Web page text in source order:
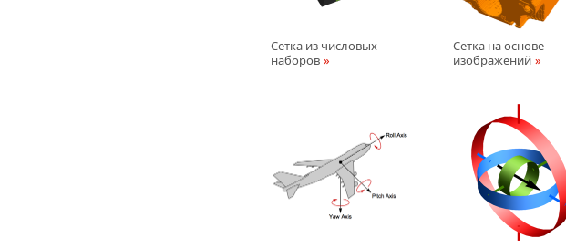
Сетка из числовых
наборов
Сетка на основе
изображений